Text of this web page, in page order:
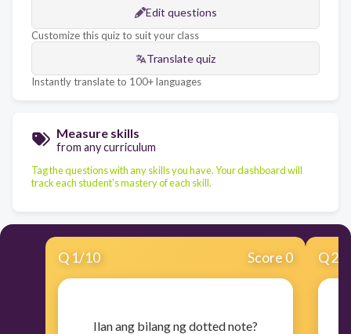
Edit questions
Customize this quiz to suit your class
Translate quiz
Instantly translate to 100+ languages
Measure skills
from any curriculum
Tag the questions with any skills you have. Your dashboard will
track each student's mastery of each skill.
Q 1/10 Score 0
​Ilan ang bilang ng dotted note?
Q2